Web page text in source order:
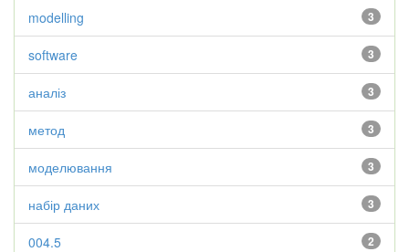
3
modelling
3
software
3
аналіз
3
метод
3
моделювання
3
набір даних
2
004.5